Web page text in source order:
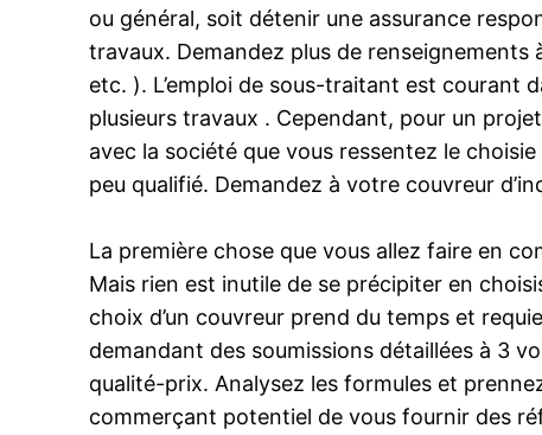
ou général, soit détenir une assurance
travaux. Demandez plus de
etc. ). L’emploi de sous-traitant est courant
plusieurs travaux . Cependant, pour un
avec la société que vous ressentez le
peu qualifié. Demandez à votre couvreur
La première chose que vous allez faire en
Mais rien est inutile de se précipiter en
choix d’un couvreur prend du temps et
demandant des soumissions détaillées à 3
qualité-prix. Analysez les formules et
commerçant potentiel de vous fournir des